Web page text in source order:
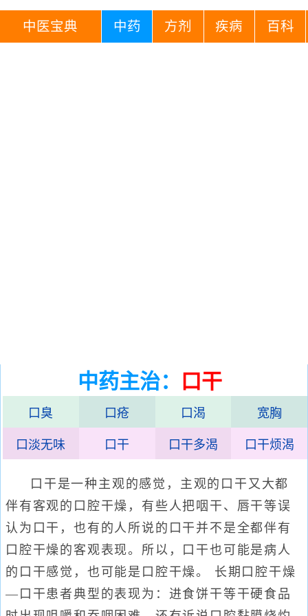
中医宝典 中药 方剂 疾病 百科
中药主治： 口干
口臭 口疮 口渴 宽胸
口淡无味 口干 口干多渴 口干烦渴
口干是一种主观的感觉，主观的口干又大都
伴有客观的口腔干燥，有些人把咽干、唇干等误
认为口干，也有的人所说的口干并不是全都伴有
口腔干燥的客观表现。所以，口干也可能是病人
的口干感觉，也可能是口腔干燥。 长期口腔干燥
—口干患者典型的表现为：进食饼干等干硬食品